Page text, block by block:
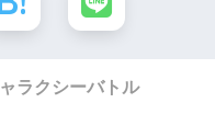
ラクシーバトル